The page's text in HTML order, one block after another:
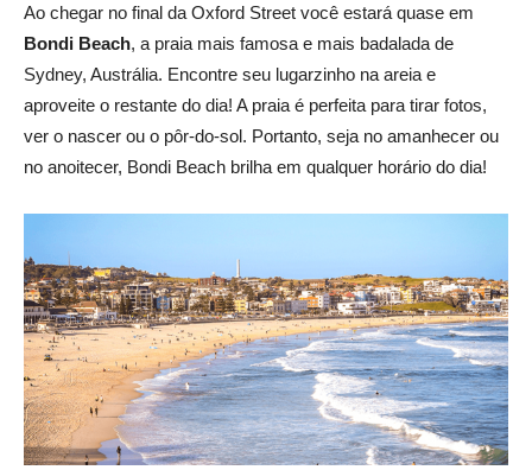
Ao chegar no final da Oxford Street você estará quase em
Bondi Beach, a praia mais famosa e mais badalada de
Sydney, Austrália. Encontre seu lugarzinho na areia e
aproveite o restante do dia! A praia é perfeita para tirar fotos,
ver o nascer ou o pôr-do-sol. Portanto, seja no amanhecer ou
no anoitecer, Bondi Beach brilha em qualquer horário do dia!